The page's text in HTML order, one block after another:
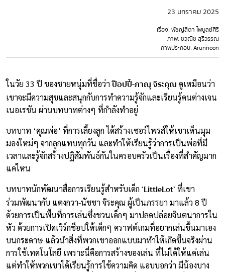
23 มกราคม 2025
เรื่อง: พัชญ์สิตา ไพบูลย์ศิริ
ภาพ: ชวณิช สุริวรรณ
ภาพประกอบ: Arunnoon
ในวัย 33 ปี ของชายหนุ่มที่ชื่อว่า ป๊อปปี้-ภาณุ จิระคุณ ดูเหมือนว่า
เขาจะมีความสุขและสนุกกับการทำความรู้จักและเรียนรู้คนต่างเจน
เนอเรชัน ผ่านบทบาทต่างๆ ที่กำลังทำอยู่
บทบาท ‘คุณพ่อ’ ที่การเลี้ยงลูก ได้สร้างเซอร์ไพรส์ให้เขาเห็นมุม
มองใหม่ๆ จากลูกแทบทุกวัน และทำให้เรียนรู้ว่าการเป็นพ่อที่มี
เวลาและรู้จักสร้างปฏิสัมพันธ์กันในครอบครัวเป็นเรื่องที่สำคัญมาก
แค่ไหน
บทบาทนักพัฒนาสื่อการเรียนรู้สำหรับเด็ก ‘LittleLot’ ที่เขา
ร่วมพัฒนากับ แตงกวา-นัชชา จิระคุณ ผู้เป็นภรรยา มาแล้ว 8 ปี
ด้วยการเป็นพื้นที่การเล่นซึ่งชวนเด็กๆ มาปลดปล่อยจินตนาการใน
หัว ด้วยการเปิดเวิร์กช็อปให้เด็กๆ คราฟต์เกมที่อยากเล่นขึ้นมาเอง
บนกระดาษ แล้วนำสิ่งที่พวกเขาออกแบบมาทำให้เกิดขึ้นจริงผ่าน
การใช้เทคโนโลยี เพราะนี่คือการสร้างของเล่น ที่ไม่ได้ให้แค่เล่น
แต่ทำให้พวกเขาได้เรียนรู้การใช้ความคิด แอบบอกว่า มีน้องบาง